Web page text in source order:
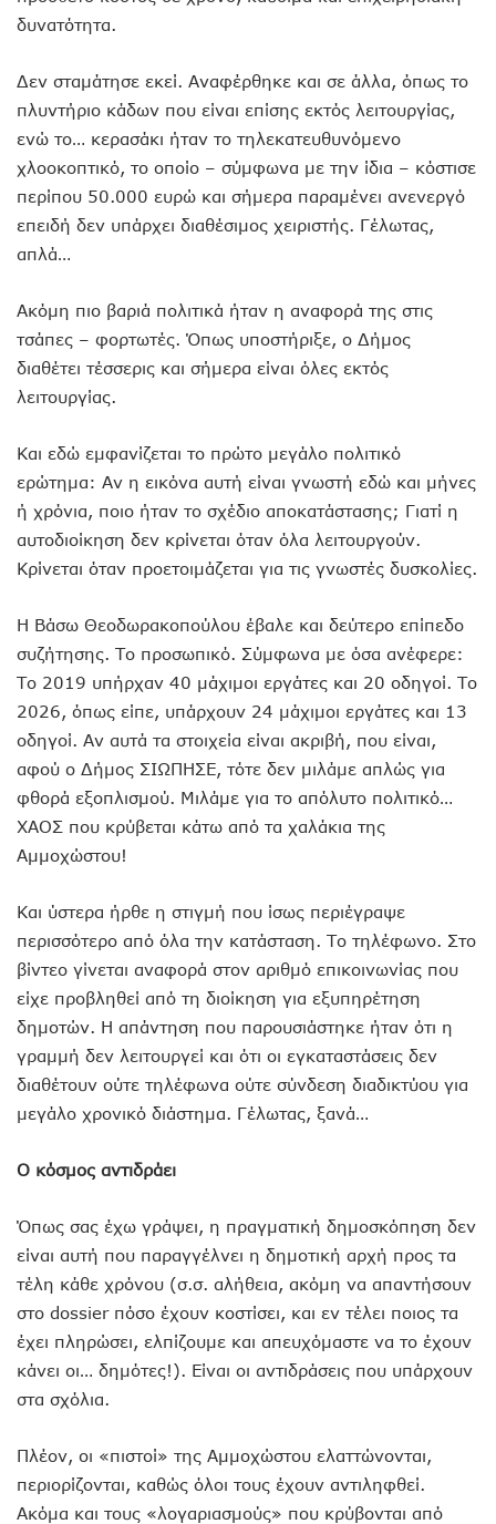
δυνατότητα.
Δεν σταμάτησε εκεί. Αναφέρθηκε και σε άλλα, όπως το
πλυντήριο κάδων που είναι επίσης εκτός λειτουργίας,
ενώ το… κερασάκι ήταν το τηλεκατευθυνόμενο
χλοοκοπτικό, το οποίο – σύμφωνα με την ίδια – κόστισε
περίπου 50.000 ευρώ και σήμερα παραμένει ανενεργό
επειδή δεν υπάρχει διαθέσιμος χειριστής. Γέλωτας,
απλά…
Ακόμη πιο βαριά πολιτικά ήταν η αναφορά της στις
τσάπες – φορτωτές. Όπως υποστήριξε, ο Δήμος
διαθέτει τέσσερις και σήμερα είναι όλες εκτός
λειτουργίας.
Και εδώ εμφανίζεται το πρώτο μεγάλο πολιτικό
ερώτημα: Αν η εικόνα αυτή είναι γνωστή εδώ και μήνες
ή χρόνια, ποιο ήταν το σχέδιο αποκατάστασης; Γιατί η
αυτοδιοίκηση δεν κρίνεται όταν όλα λειτουργούν.
Κρίνεται όταν προετοιμάζεται για τις γνωστές δυσκολίες.
Η Βάσω Θεοδωρακοπούλου έβαλε και δεύτερο επίπεδο
συζήτησης. Το προσωπικό. Σύμφωνα με όσα ανέφερε:
Το 2019 υπήρχαν 40 μάχιμοι εργάτες και 20 οδηγοί. Το
2026, όπως είπε, υπάρχουν 24 μάχιμοι εργάτες και 13
οδηγοί. Αν αυτά τα στοιχεία είναι ακριβή, που είναι,
αφού ο Δήμος ΣΙΩΠΗΣΕ, τότε δεν μιλάμε απλώς για
φθορά εξοπλισμού. Μιλάμε για το απόλυτο πολιτικό…
ΧΑΟΣ που κρύβεται κάτω από τα χαλάκια της
Αμμοχώστου!
Και ύστερα ήρθε η στιγμή που ίσως περιέγραψε
περισσότερο από όλα την κατάσταση. Το τηλέφωνο. Στο
βίντεο γίνεται αναφορά στον αριθμό επικοινωνίας που
είχε προβληθεί από τη διοίκηση για εξυπηρέτηση
δημοτών. Η απάντηση που παρουσιάστηκε ήταν ότι η
γραμμή δεν λειτουργεί και ότι οι εγκαταστάσεις δεν
διαθέτουν ούτε τηλέφωνα ούτε σύνδεση διαδικτύου για
μεγάλο χρονικό διάστημα. Γέλωτας, ξανά…
Ο κόσμος αντιδράει
Όπως σας έχω γράψει, η πραγματική δημοσκόπηση δεν
είναι αυτή που παραγγέλνει η δημοτική αρχή προς τα
τέλη κάθε χρόνου (σ.σ. αλήθεια, ακόμη να απαντήσουν
στο dossier πόσο έχουν κοστίσει, και εν τέλει ποιος τα
έχει πληρώσει, ελπίζουμε και απευχόμαστε να το έχουν
κάνει οι… δημότες!). Είναι οι αντιδράσεις που υπάρχουν
στα σχόλια.
Πλέον, οι «πιστοί» της Αμμοχώστου ελαττώνονται,
περιορίζονται, καθώς όλοι τους έχουν αντιληφθεί.
Ακόμα και τους «λογαριασμούς» που κρύβονται από